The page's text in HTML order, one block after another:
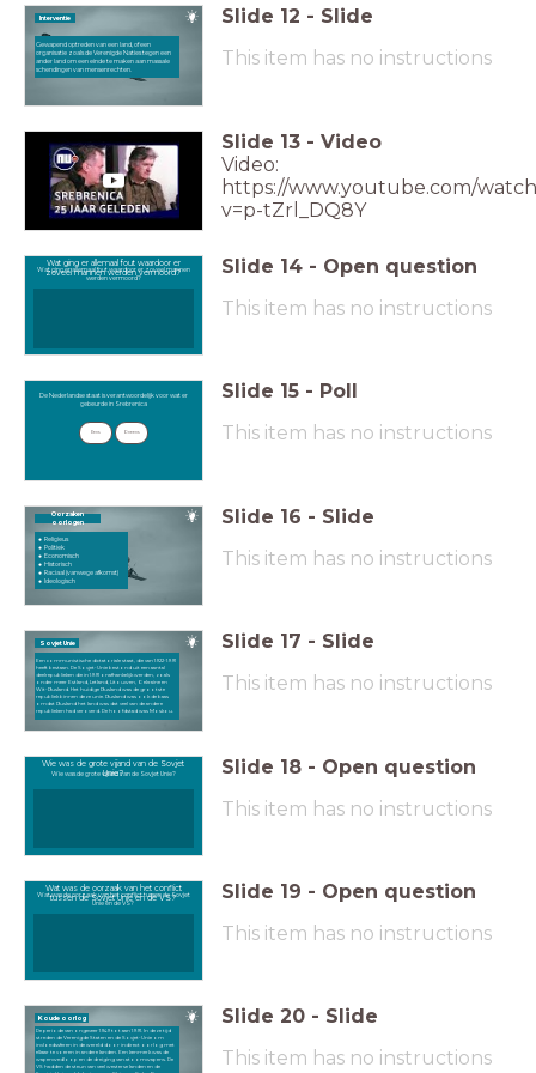
Interventie
Gewapend optreden van een land, of een
organisatie zoals de Verenigde Naties tegen een
ander land om een einde te maken aan massale
schendingen van mensenrechten.
Slide 12 - Slide
This item has no instructions
Slide 13 - Video
Video:
https://www.youtube.com/
v=p-tZrl_DQ8Y
Wat ging er allemaal fout waardoor er
zoveel mannen werden vermoord?
Wat ging er allemaal fout waardoor er zoveel mannen
werden vermoord?
Slide 14 - Open question
This item has no instructions
De Nederlandse staat is verantwoordelijk voor wat er
gebeurde in Srebrenica
Eens Oneens
Slide 15 - Poll
This item has no instructions
Oorzaken
oorlogen
Religieus
Politiek
Economisch
Historisch
Raciaal (vanwege afkomst)
Ideologisch
Slide 16 - Slide
This item has no instructions
Sovjet Unie
Een communistische dictatoriale staat, die van 1922-1991
heeft bestaan. De Sovjet-Unie bestond uit een aantal
deelrepublieken die in 1991 onafhankelijk werden, zoals
onder meer Estland, Letland, Litouwen, Oekraïne en
Wit-Rusland. Het huidige Rusland was de grootste
republiek binnen deze unie. Rusland was ook de baas
omdat Rusland het land was dat veel van de andere
republieken had veroverd. De hoofdstad was Moskou.
Slide 17 - Slide
This item has no instructions
Wie was de grote vijand van de Sovjet
Unie?
Wie was de grote vijand van de Sovjet Unie? Slide 18 - Open question
This item has no instructions
Wat was de oorzaak van het conflict
tussen de Sovjet Unie en de VS?
Wat was de oorzaak van het conflict tussen de Sovjet
Unie en de VS?
Slide 19 - Open question
This item has no instructions
Koude oorlog
De periode van ongeveer 1949 tot aan 1991. In deze tijd
streden de Verenigde Staten en de Sovjet-Unie om
invloedssferen in de wereld door indirect oorlog met
elkaar te voeren in andere landen. Een kenmerk was de
wapenwedloop en de dreiging van atoomwapens. De
VS hadden de steun van veel westerse landen en de
Slide 20 - Slide
This item has no instructions